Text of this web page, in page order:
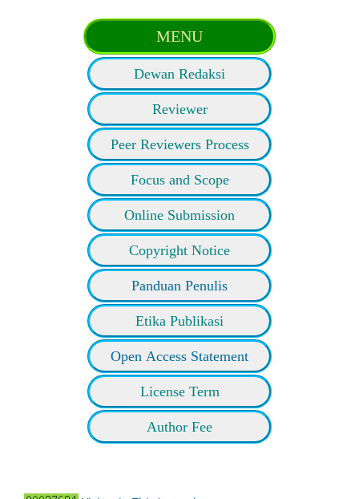
MENU
Dewan Redaksi
Reviewer
Peer Reviewers Process
Focus and Scope
Online Submission
Copyright Notice
Panduan Penulis
Etika Publikasi
Open Access Statement
License Term
Author Fee